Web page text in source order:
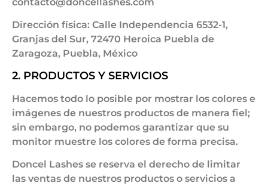
Dirección física: Calle Independencia 6532-1,
Granjas del Sur, 72470 Heroica Puebla de
Zaragoza, Puebla, México
2. PRODUCTOS Y SERVICIOS
Hacemos todo lo posible por mostrar los colores e
imágenes de nuestros productos de manera fiel;
sin embargo, no podemos garantizar que su
monitor muestre los colores de forma precisa.
Doncel Lashes se reserva el derecho de limitar
las ventas de nuestros productos o servicios a